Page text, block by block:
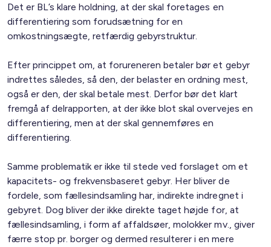
Det er BL’s klare holdning, at der skal foretages en
differentiering som forudsætning for en
omkostningsægte, retfærdig gebyrstruktur.
Efter princippet om, at forureneren betaler bør et gebyr
indrettes således, så den, der belaster en ordning mest,
også er den, der skal betale mest. Derfor bør det klart
fremgå af delrapporten, at der ikke blot skal overvejes en
differentiering, men at der skal gennemføres en
differentiering.
Samme problematik er ikke til stede ved forslaget om et
kapacitets- og frekvensbaseret gebyr. Her bliver de
fordele, som fællesindsamling har, indirekte indregnet i
gebyret. Dog bliver der ikke direkte taget højde for, at
fællesindsamling, i form af affaldsøer, molokker mv., giver
færre stop pr. borger og dermed resulterer i en mere